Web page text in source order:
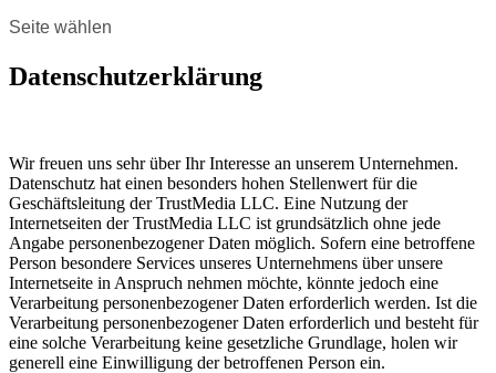
Seite wählen
Datenschutzerklärung
Wir freuen uns sehr über Ihr Interesse an unserem Unternehmen.
Datenschutz hat einen besonders hohen Stellenwert für die
Geschäftsleitung der TrustMedia LLC. Eine Nutzung der
Internetseiten der TrustMedia LLC ist grundsätzlich ohne jede
Angabe personenbezogener Daten möglich. Sofern eine betroffene
Person besondere Services unseres Unternehmens über unsere
Internetseite in Anspruch nehmen möchte, könnte jedoch eine
Verarbeitung personenbezogener Daten erforderlich werden. Ist die
Verarbeitung personenbezogener Daten erforderlich und besteht für
eine solche Verarbeitung keine gesetzliche Grundlage, holen wir
generell eine Einwilligung der betroffenen Person ein.